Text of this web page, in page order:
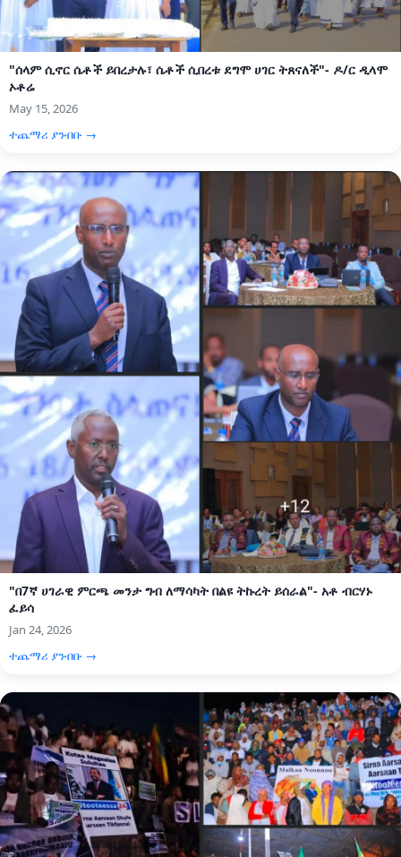
"ሰላም ሲኖር ሴቶች ይበረታሉ፣ ሴቶች ሲበረቱ ደግሞ ሀገር ትጸናለች"- ዶ/ር ዲላሞ
ኦቶሬ
May 15, 2026
ተጨማሪ ያንብቡ →
"በ7ኛ ሀገራዊ ምርጫ መንታ ግብ ለማሳካት በልዩ ትኩረት ይሰራል"- አቶ ብርሃኑ
ፈይሳ
Jan 24, 2026
ተጨማሪ ያንብቡ →